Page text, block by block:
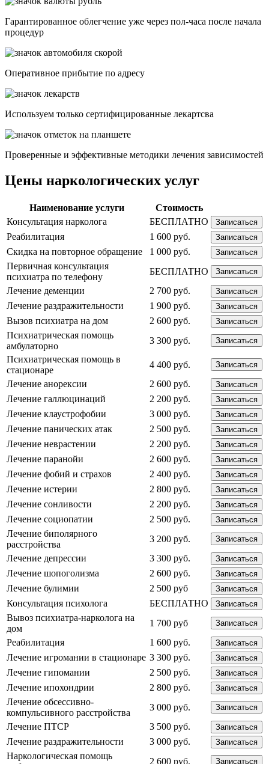
Гарантированное облегчение уже через пол-часа после начала
процедур
Опеpативное прибытие по адресу
Используем только сертифицированные лекартсва
Проверенные и эффективные методики лечения зависимостей
Цены наркологических услуг
Наименование услуги
Стоимость
Консультация нарколога
БЕСПЛАТНО Записаться
Реабилитация 1 600 руб. Записаться
Скидка на повторное обращение 1 000 руб. Записаться
Первичная консультация
психиатра по телефону
БЕСПЛАТНО Записаться
Лечение деменции 2 700 руб. Записаться
Лечение раздражительности 1 900 руб. Записаться
Вызов психиатра на дом 2 600 руб. Записаться
Психиатрическая помощь
амбулаторно
3 300 руб. Записаться
Психиатрическая помощь в
стационаре
4 400 руб. Записаться
Лечение анорексии 2 600 руб. Записаться
Лечение галлюцинаций 2 200 руб. Записаться
Лечение клаустрофобии 3 000 руб. Записаться
Лечение панических атак 2 500 руб. Записаться
Лечение неврастении 2 200 руб. Записаться
Лечение паранойи 2 600 руб. Записаться
Лечение фобий и страхов 2 400 руб. Записаться
Лечение истерии 2 800 руб. Записаться
Лечение сонливости 2 200 руб. Записаться
Лечение социопатии 2 500 руб. Записаться
Лечение биполярного
расстройства
3 200 руб. Записаться
Лечение депрессии 3 300 руб. Записаться
Лечение шопоголизма 2 600 руб. Записаться
Лечение булимии 2 500 руб Записаться
Консультация психолога БЕСПЛАТНО Записаться
Вывоз психиатра-нарколога на
дом
1 700 руб Записаться
Реабилитация 1 600 руб. Записаться
Лечение игромании в стационаре 3 300 руб. Записаться
Лечение гипомании 2 500 руб. Записаться
Лечение ипохондрии 2 800 руб. Записаться
Лечение обсессивно-
компульсивного расстройства
3 000 руб. Записаться
Лечение ПТСР 3 500 руб. Записаться
Лечение раздражительности 3 000 руб. Записаться
Наркологическая помощь
2 600 руб. Записаться